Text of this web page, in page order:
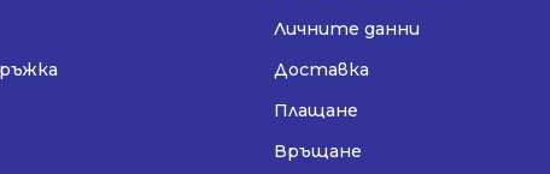
Личните данни
Доставка
Плащане
Връщане